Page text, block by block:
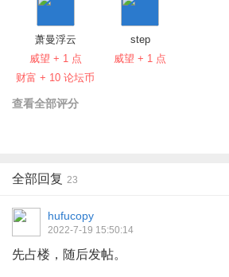
萧曼浮云
威望 + 1 点
财富 + 10 论坛币
step
威望 + 1 点
查看全部评分
全部回复 23
hufucopy
2022-7-19 15:50:14
先占楼，随后发帖。